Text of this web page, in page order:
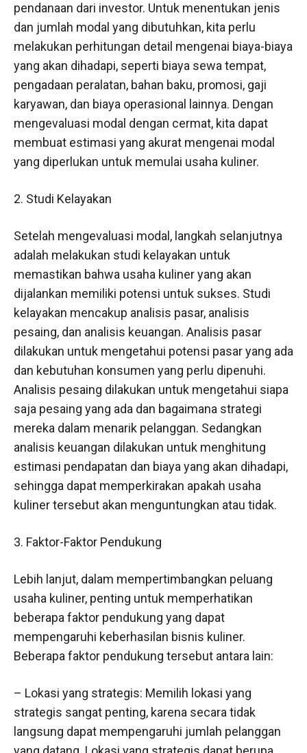
pendanaan dari investor. Untuk menentukan jenis
dan jumlah modal yang dibutuhkan, kita perlu
melakukan perhitungan detail mengenai biaya-biaya
yang akan dihadapi, seperti biaya sewa tempat,
pengadaan peralatan, bahan baku, promosi, gaji
karyawan, dan biaya operasional lainnya. Dengan
mengevaluasi modal dengan cermat, kita dapat
membuat estimasi yang akurat mengenai modal
yang diperlukan untuk memulai usaha kuliner.
2. Studi Kelayakan
Setelah mengevaluasi modal, langkah selanjutnya
adalah melakukan studi kelayakan untuk
memastikan bahwa usaha kuliner yang akan
dijalankan memiliki potensi untuk sukses. Studi
kelayakan mencakup analisis pasar, analisis
pesaing, dan analisis keuangan. Analisis pasar
dilakukan untuk mengetahui potensi pasar yang ada
dan kebutuhan konsumen yang perlu dipenuhi.
Analisis pesaing dilakukan untuk mengetahui siapa
saja pesaing yang ada dan bagaimana strategi
mereka dalam menarik pelanggan. Sedangkan
analisis keuangan dilakukan untuk menghitung
estimasi pendapatan dan biaya yang akan dihadapi,
sehingga dapat memperkirakan apakah usaha
kuliner tersebut akan menguntungkan atau tidak.
3. Faktor-Faktor Pendukung
Lebih lanjut, dalam mempertimbangkan peluang
usaha kuliner, penting untuk memperhatikan
beberapa faktor pendukung yang dapat
mempengaruhi keberhasilan bisnis kuliner.
Beberapa faktor pendukung tersebut antara lain:
– Lokasi yang strategis: Memilih lokasi yang
strategis sangat penting, karena secara tidak
langsung dapat mempengaruhi jumlah pelanggan